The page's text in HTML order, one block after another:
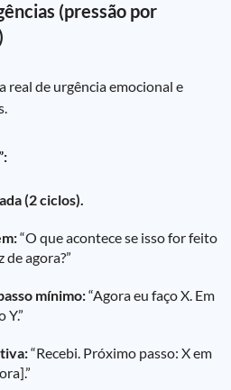
(pressão por
real de urgência emocional e
(2 ciclos).
“O que acontece se isso for feito
agora?”
mínimo:“Agora eu faço X. Em
Y.”
“Recebi. Próximo passo: X em